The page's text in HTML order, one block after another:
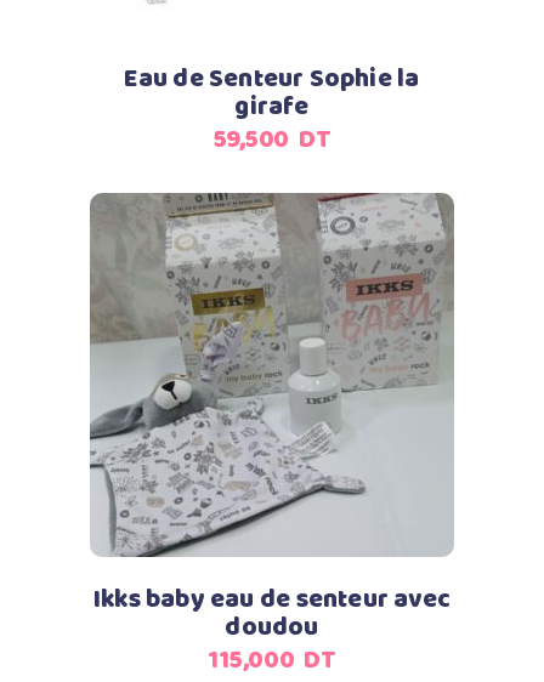
Eau de Senteur Sophie la
girafe
59,500 DT
Ajouter au panier
Ikks baby eau de senteur avec
doudou
115,000 DT